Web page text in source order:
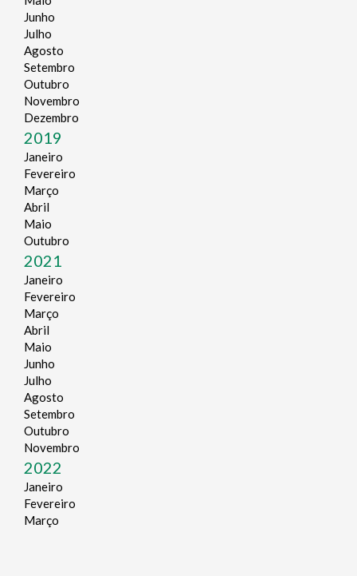
Junho
Julho
Agosto
Setembro
Outubro
Novembro
Dezembro
2019
Janeiro
Fevereiro
Março
Abril
Maio
Outubro
2021
Janeiro
Fevereiro
Março
Abril
Maio
Junho
Julho
Agosto
Setembro
Outubro
Novembro
2022
Janeiro
Fevereiro
Março